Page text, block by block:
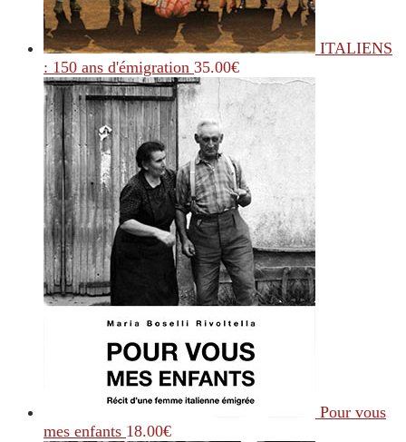
ITALIENS
: 150 ans d'émigration 35.00€
Pour vous
mes enfants 18.00€